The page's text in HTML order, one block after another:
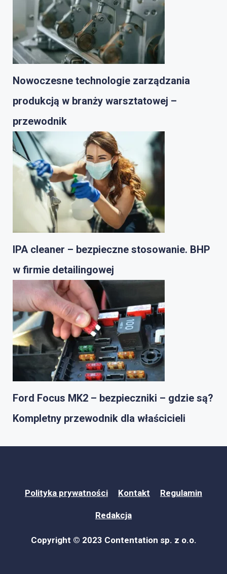
Nowoczesne technologie zarządzania
produkcją w branży warsztatowej –
przewodnik
IPA cleaner – bezpieczne stosowanie. BHP
w firmie detailingowej
Ford Focus MK2 – bezpieczniki – gdzie są?
Kompletny przewodnik dla właścicieli
Polityka prywatności Kontakt Regulamin
Redakcja
Copyright © 2023 Contentation sp. z o.o.